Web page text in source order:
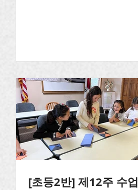
[초등2반] 제12주 수업